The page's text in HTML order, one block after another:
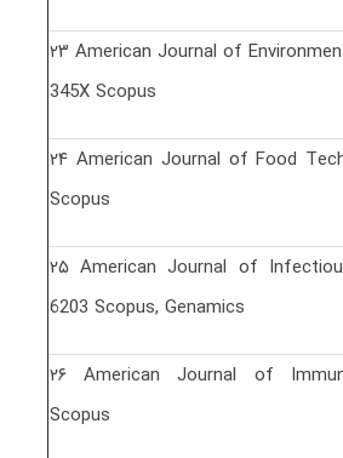
٢٣ American Journal of Environmental Sciences 1553-
345X Scopus
٢۴ American Journal of Food Technology 1557-4571
Scopus
٢۵ American Journal of Infectious Diseases 1553-
6203 Scopus, Genamics
٢۶ American Journal of Immunology 1553-619X
Scopus